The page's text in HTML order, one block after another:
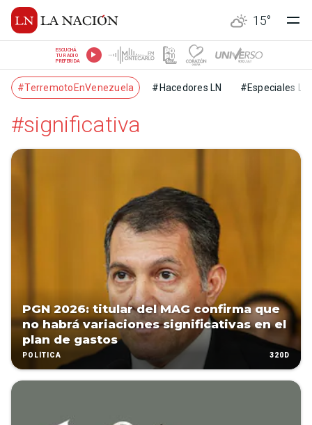
15°
ESCUCHÁ
TU RADIO
PREFERIDA
#TerremotoEnVenezuela #Hacedores LN #Especiales LN
#significativa
PGN 2026: titular del MAG confirma que
no habrá variaciones significativas en el
plan de gastos
POLÍTICA 320D